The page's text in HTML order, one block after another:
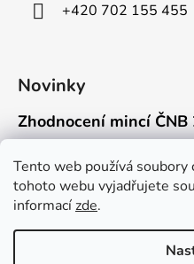
Tento web používá soubory
tohoto webu vyjadřujete
informacízde.
+420 702 155 455
Novinky
Zhodnocení mincí ČNB
Připravili jsme pro vás
Mýty o přepravě
Kdo někdy držel v ruce